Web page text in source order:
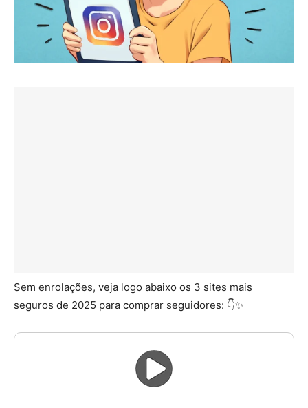
Sem enrolações, veja logo abaixo os 3 sites mais
seguros de 2025 para comprar seguidores: 👇✨